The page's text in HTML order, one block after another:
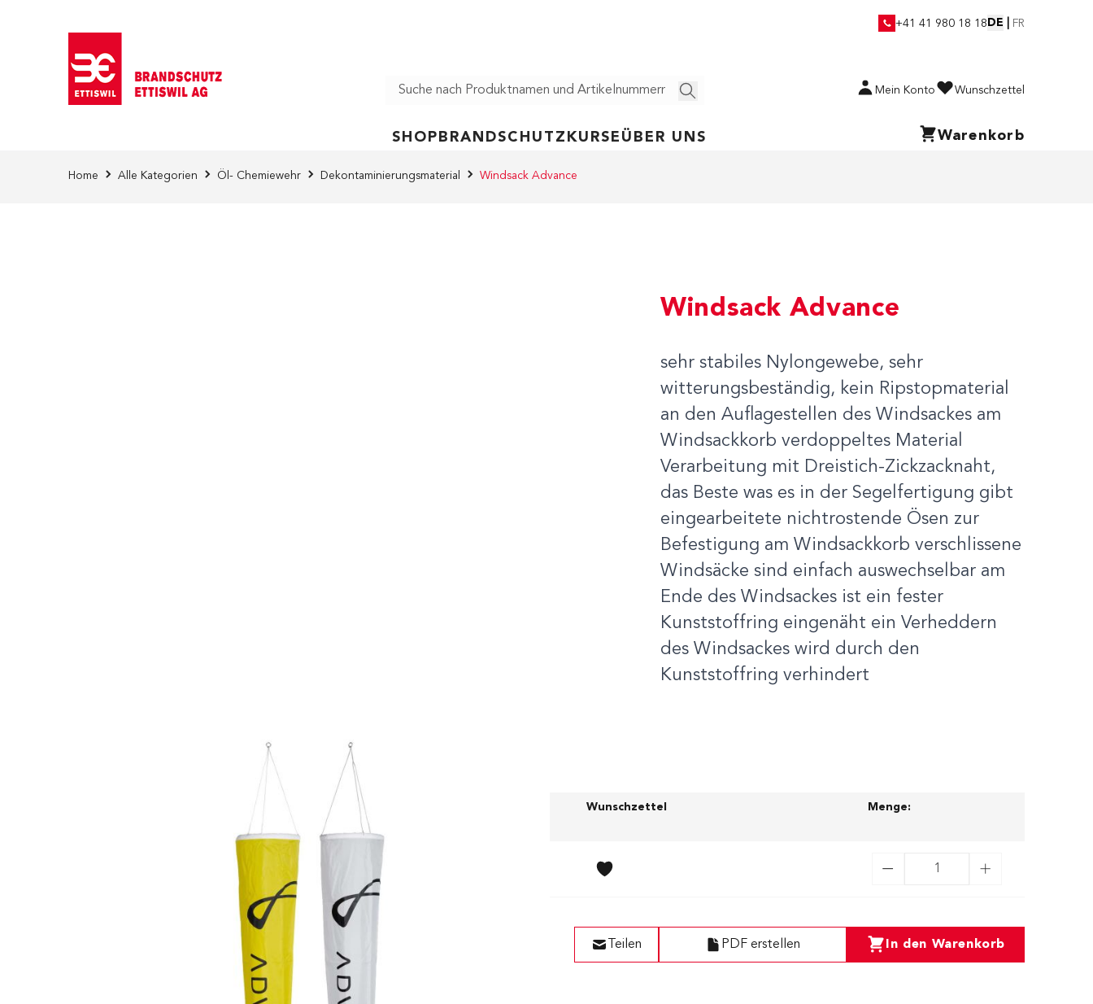
+41 41 980 18 18 DE FR
Mein Konto Wunschzettel
SHOP BRANDSCHUTZ KURSE ÜBER UNS Warenkorb
Home Alle Kategorien Öl- Chemiewehr Dekontaminierungsmaterial Windsack Advance
Windsack Advance
sehr stabiles Nylongewebe, sehr
witterungsbeständig, kein Ripstopmaterial
an den Auflagestellen des Windsackes am
Windsackkorb verdoppeltes Material
Verarbeitung mit Dreistich-Zickzacknaht,
das Beste was es in der Segelfertigung gibt
eingearbeitete nichtrostende Ösen zur
Befestigung am Windsackkorb verschlissene
Windsäcke sind einfach auswechselbar am
Ende des Windsackes ist ein fester
Kunststoffring eingenäht ein Verheddern
des Windsackes wird durch den
Kunststoffring verhindert
Länge (m) Wunschzettel Menge:
rot-weiss
In den Warenkorb
PDF erstellen
Teilen